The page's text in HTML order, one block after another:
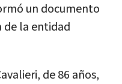
un documento
de la entidad
de 86 años,